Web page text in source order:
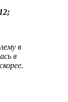
в
в